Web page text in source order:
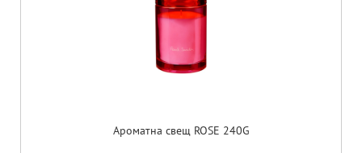
Ароматна свещ ROSE 240G